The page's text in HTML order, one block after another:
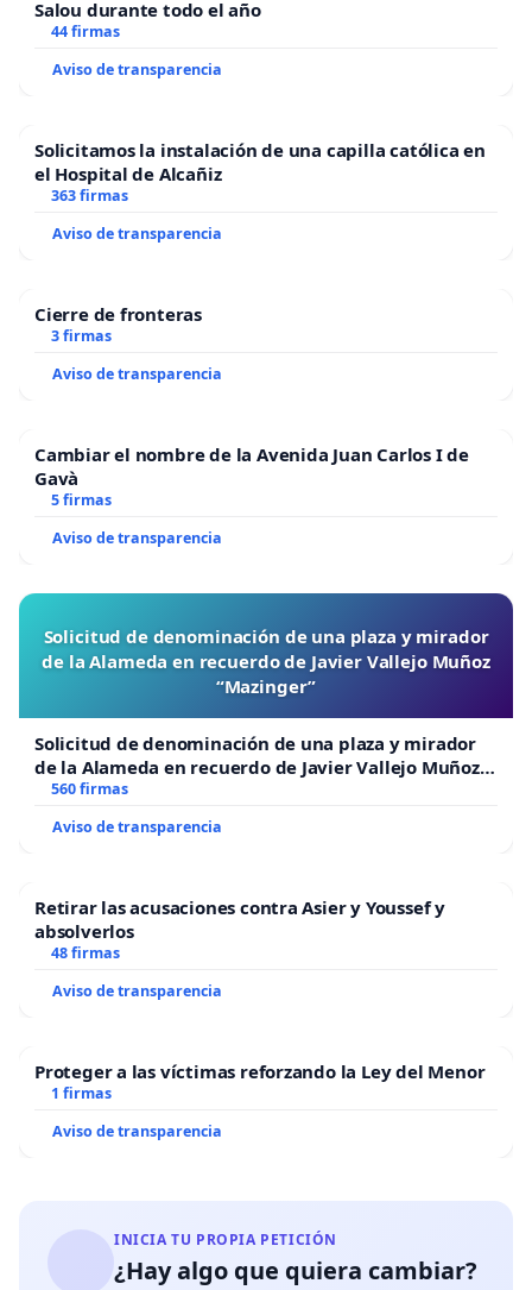
Salou durante todo el año
44 firmas
Aviso de transparencia
Solicitamos la instalación de una capilla católica en
el Hospital de Alcañiz
363 firmas
Aviso de transparencia
Cierre de fronteras
3 firmas
Aviso de transparencia
Cambiar el nombre de la Avenida Juan Carlos I de
Gavà
5 firmas
Aviso de transparencia
Solicitud de denominación de una plaza y mirador
de la Alameda en recuerdo de Javier Vallejo Muñoz
“Mazinger”
Solicitud de denominación de una plaza y mirador
de la Alameda en recuerdo de Javier Vallejo Muñoz
“Mazinger”
560 firmas
Aviso de transparencia
Retirar las acusaciones contra Asier y Youssef y
absolverlos
48 firmas
Aviso de transparencia
Proteger a las víctimas reforzando la Ley del Menor
1 firmas
Aviso de transparencia
INICIA TU PROPIA PETICIÓN
¿Hay algo que quiera cambiar?